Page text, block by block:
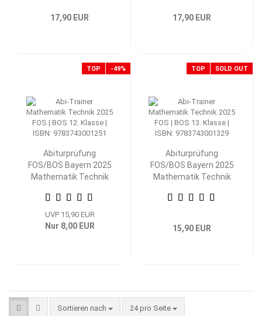
17,90 EUR
17,90 EUR
TOP -49%
Abiturprüfung
FOS/BOS Bayern 2025
Mathematik Technik
UVP 15,90 EUR
Nur 8,00 EUR
TOP SOLD OUT
Abiturprüfung
FOS/BOS Bayern 2025
Mathematik Technik
15,90 EUR
Sortieren nach
Sortieren nach 24 pro Seite
pro Seite